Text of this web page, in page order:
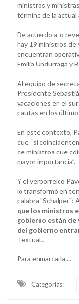
ministros y
término de la actual
De acuerdo a lo
hay 19 ministros de
encuentran
Emilia Undurraga y
Al equipo de
Presidente
vacaciones en el
pautas en los
En este contexto,
que “si
de ministros que
mayor importancia”.
Y el verborreíco
lo transformó en
palabra "Schalper":
que los ministros
gobierno están de
del gobierno
Textual...
Para enmarcarla....
Categorias: